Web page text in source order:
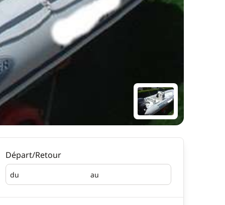
Départ/Retour
du
Départ au
Retour